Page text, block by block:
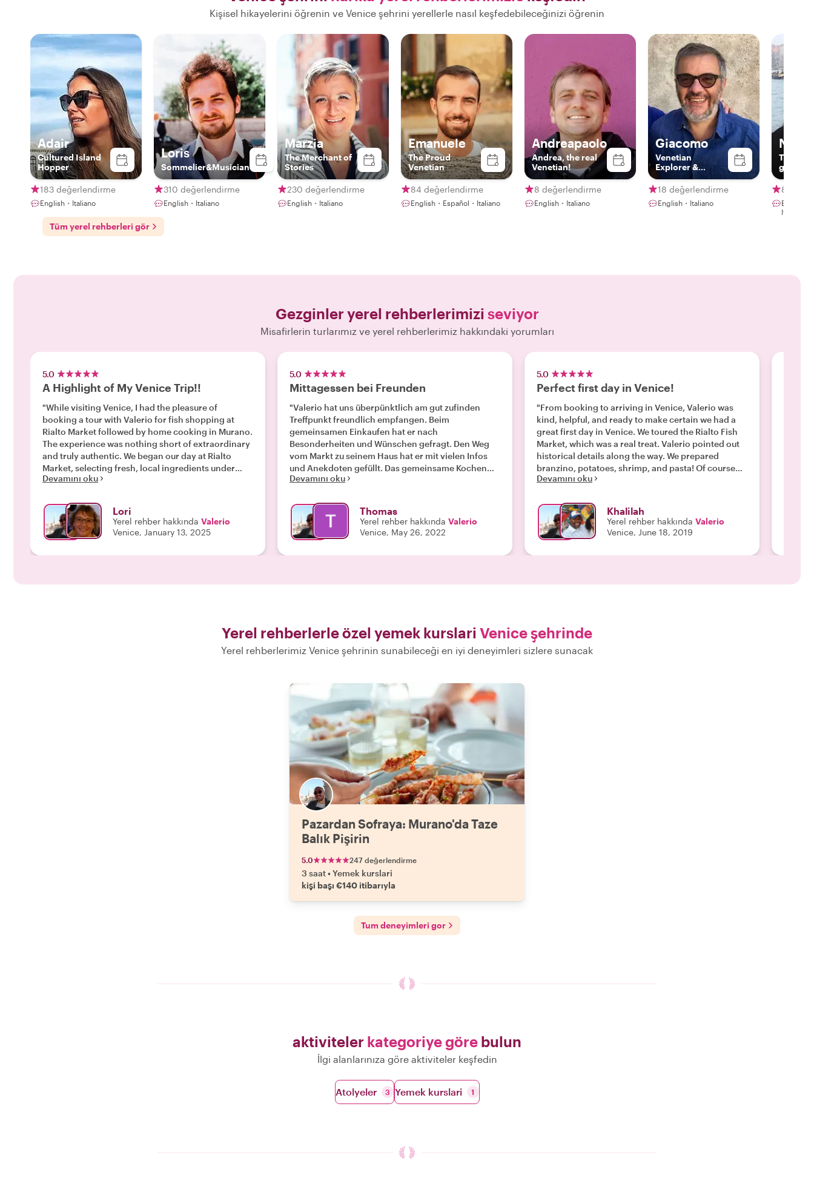
Kişisel hikayelerini öğrenin ve Venice şehrini yerellerle nasıl keşfedebileceğinizi öğrenin
Adair
Cultured Island
Hopper
183 değerlendirme
English・Italiano
Loris
Sommelier&Musician
310 değerlendirme
English・Italiano
Marzia
The Merchant of
Stories
230 değerlendirme
English・Italiano
Emanuele
The Proud
Venetian
84 değerlendirme
English・Español・Italiano
Andreapaolo
Andrea, the real
Venetian!
8 değerlendirme
English・Italiano
Giacomo
Venetian
Explorer &
Storyteller
18 değerlendirme
English・Italiano
The
guide
88
English
Italiano
Tüm yerel rehberleri gör
Gezginler yerel rehberlerimizi seviyor
Misafirlerin turlarımız ve yerel rehberlerimiz hakkındaki yorumları
5.0
A Highlight of My Venice Trip!!
"While visiting Venice, I had the pleasure of
booking a tour with Valerio for fish shopping at
Rialto Market followed by home cooking in Murano.
The experience was nothing short of extraordinary
and truly authentic. We began our day at Rialto
Market, selecting fresh, local ingredients under
Valerio's expert guidance. From there, we traveled
mouthwatering multi-course meal, perfectly paired
with libations for each course. What made the
experience even more special was how hands-on it
was—my friend and I got to help with some of the
company and made us feel completely at home. To
Devamını oku
Lori
Yerel rehber hakkında Valerio
Venice, January 13, 2025
5.0
Mittagessen bei Freunden
"Valerio hat uns überpünktlich am gut zufinden
Treffpunkt freundlich empfangen. Beim
gemeinsamen Einkaufen hat er nach
Besonderheiten und Wünschen gefragt. Den Weg
vom Markt zu seinem Haus hat er mit vielen Infos
und Anekdoten gefüllt. Das gemeinsame Kochen
und Essen hat sich nicht nach einem gebuchten
eines neuen Freundes."
Devamını oku
Thomas
Yerel rehber hakkında Valerio
Venice, May 26, 2022
5.0
Perfect first day in Venice!
"From booking to arriving in Venice, Valerio was
kind, helpful, and ready to make certain we had a
great first day in Venice. We toured the Rialto Fish
Market, which was a real treat. Valerio pointed out
historical details along the way. We prepared
branzino, potatoes, shrimp, and pasta! Of course
there were many appetizers and lots of wine. We
with Valerio and With Locals! "
Devamını oku
Khalilah
Yerel rehber hakkında Valerio
Venice, June 18, 2019
Yerel rehberlerle özel yemek kurslari Venice şehrinde
Yerel rehberlerimiz Venice şehrinin sunabileceği en iyi deneyimleri sizlere sunacak
Pazardan Sofraya: Murano'da Taze
Balık Pişirin
5.0 247 değerlendirme
3 saat•Yemek kurslari
kişi başı €140 itibarıyla
Tum deneyimleri gor
aktiviteler kategoriye göre bulun
İlgi alanlarınıza göre aktiviteler keşfedin
Atolyeler 3 Yemek kurslari 1